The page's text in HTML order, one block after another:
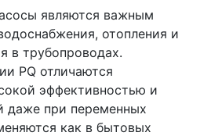
являются важным
отопления и
в трубопроводах.
PQ отличаются
эффективностью и
даже при переменных
как в бытовых